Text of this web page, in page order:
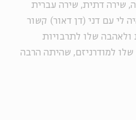
שירה דתית, שירה עברית
לי עם דני (דן דאור) קשור
ולאהבה שלו לתרבויות
למודרניזם, שהיתה הרבה